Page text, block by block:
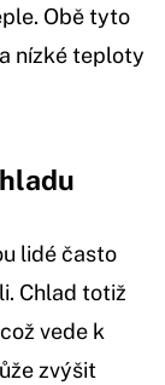
Obě tyto
nízké teploty
lidé často
Chlad totiž
vede k
zvýšit